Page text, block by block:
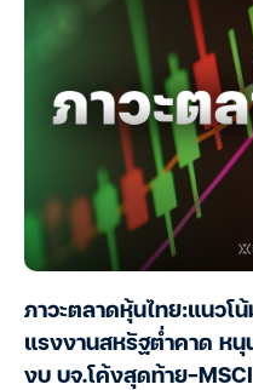
ภาวะตลาดหุ้นไทย:แนวโ
แรงงานสหรัฐต่ำคาด หนุ
งบ บจ.โค้งสุดท้าย-